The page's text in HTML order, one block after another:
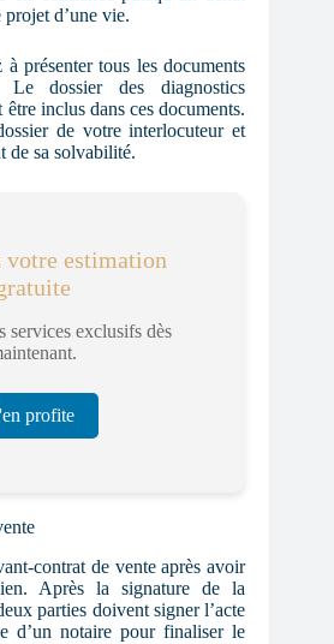
d’une vie.
présenter tous les documents
dossier des diagnostics
inclus dans ces documents.
de votre interlocuteur et
de sa solvabilité.
votre estimation
services exclusifs dès
profite
contrat de vente après avoir
Après la signature de la
parties doivent signer l’acte
d’un notaire pour finaliser le